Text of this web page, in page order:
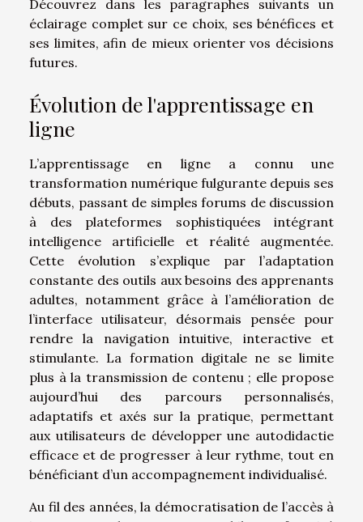
Découvrez dans les paragraphes suivants un
éclairage complet sur ce choix, ses bénéfices et
ses limites, afin de mieux orienter vos décisions
futures.
Évolution de l'apprentissage en
ligne
L’apprentissage en ligne a connu une
transformation numérique fulgurante depuis ses
débuts, passant de simples forums de discussion
à des plateformes sophistiquées intégrant
intelligence artificielle et réalité augmentée.
Cette évolution s’explique par l’adaptation
constante des outils aux besoins des apprenants
adultes, notamment grâce à l’amélioration de
l’interface utilisateur, désormais pensée pour
rendre la navigation intuitive, interactive et
stimulante. La formation digitale ne se limite
plus à la transmission de contenu ; elle propose
aujourd’hui des parcours personnalisés,
adaptatifs et axés sur la pratique, permettant
aux utilisateurs de développer une autodidactie
efficace et de progresser à leur rythme, tout en
bénéficiant d’un accompagnement individualisé.
Au fil des années, la démocratisation de l’accès à